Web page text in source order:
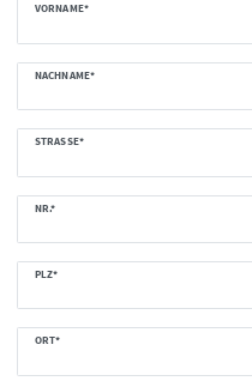
VORNAME*
NACHNAME*
STRASSE*
NR.*
PLZ*
ORT*